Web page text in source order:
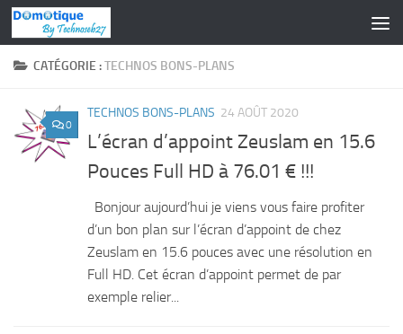
Skip to content
CATÉGORIE :TECHNOS BONS-PLANS
0
TECHNOS BONS-PLANS 24 AOÛT 2020
L’écran d’appoint Zeuslam en 15.6
Pouces Full HD à 76.01 € !!!
Bonjour aujourd’hui je viens vous faire profiter
d’un bon plan sur l’écran d’appoint de chez
Zeuslam en 15.6 pouces avec une résolution en
Full HD. Cet écran d’appoint permet de par
exemple relier...